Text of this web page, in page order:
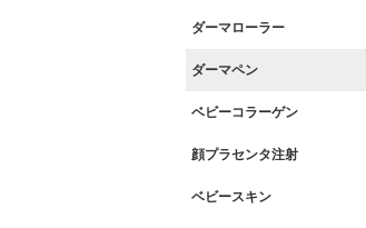
ダーマローラー
ダーマペン
ベビーコラーゲン
顔プラセンタ注射
ベビースキン